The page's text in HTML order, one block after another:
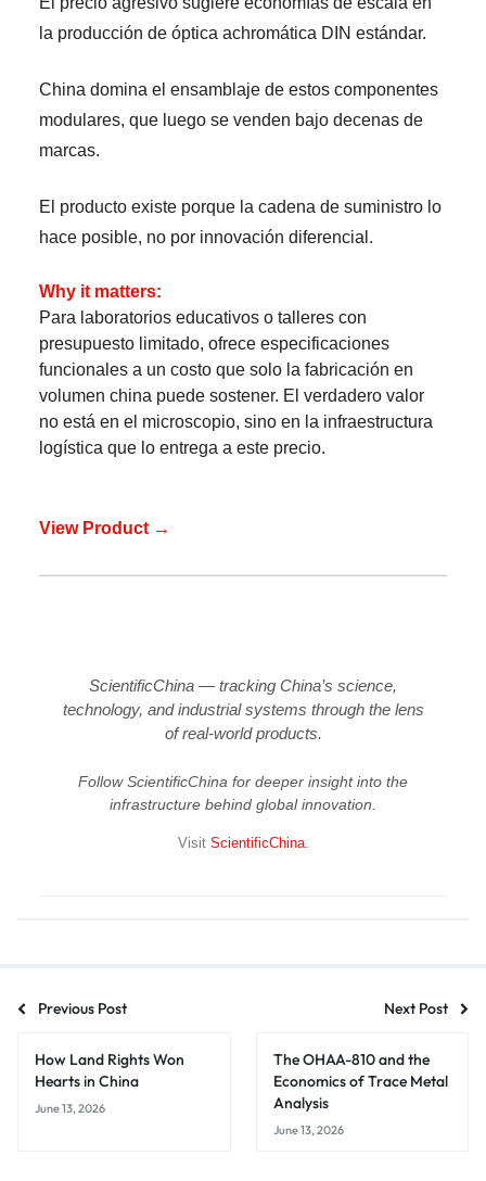
la producción de óptica achromática DIN estándar.
China domina el ensamblaje de estos componentes
modulares, que luego se venden bajo decenas de
marcas.
El producto existe porque la cadena de suministro lo
hace posible, no por innovación diferencial.
Why it matters:
Para laboratorios educativos o talleres con
presupuesto limitado, ofrece especificaciones
funcionales a un costo que solo la fabricación en
volumen china puede sostener. El verdadero valor
no está en el microscopio, sino en la infraestructura
logística que lo entrega a este precio.
View Product →
ScientificChina — tracking China’s science,
technology, and industrial systems through the lens
of real-world products.
Follow ScientificChina for deeper insight into the
infrastructure behind global innovation.
Visit ScientificChina.
Previous Post Next Post
How Land Rights Won
Hearts in China
June 13, 2026
The OHAA-810 and the
Economics of Trace Metal
Analysis
June 13, 2026